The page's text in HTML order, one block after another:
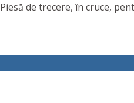
Piesă de trecere, în cruce,